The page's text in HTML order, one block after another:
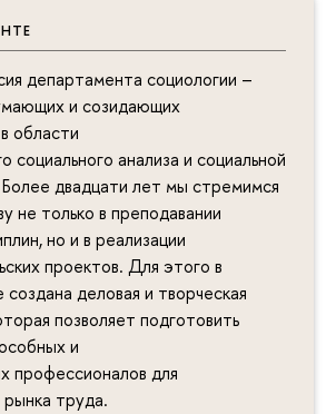
департамента социологии –
и созидающих
области
социального анализа и социальной
двадцати лет мы стремимся
не только в преподавании
но и в реализации
проектов. Для этого в
деловая и творческая
позволяет подготовить
и
профессионалов для
труда.